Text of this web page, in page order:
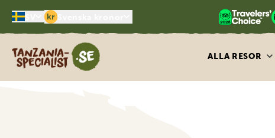
kr
Tanzania Specialist
ALLA RESOR